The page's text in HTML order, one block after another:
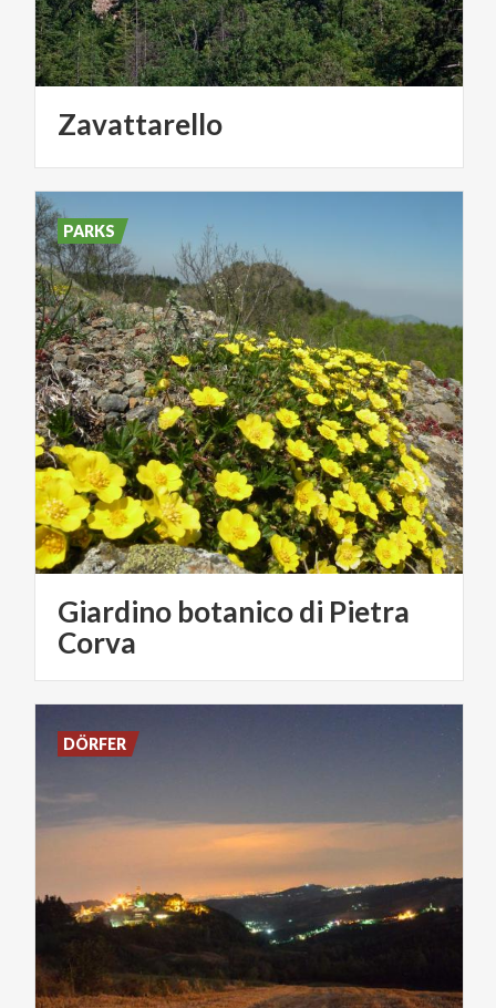
Zavattarello
Giardino botanico di Pietra
Corva
PARKS
DÖRFER